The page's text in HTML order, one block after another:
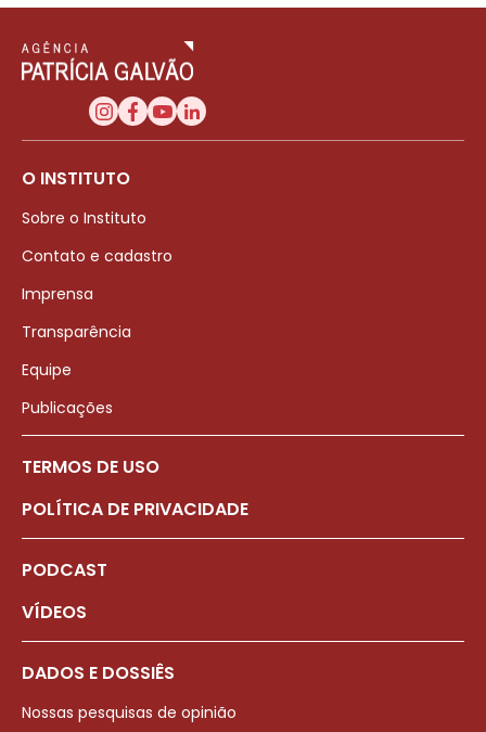
O INSTITUTO
Sobre o Instituto
Contato e cadastro
Imprensa
Transparência
Equipe
Publicações
TERMOS DE USO
POLÍTICA DE PRIVACIDADE
PODCAST
VÍDEOS
DADOS E DOSSIÊS
Nossas pesquisas de opinião